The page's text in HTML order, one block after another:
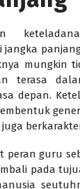
jangka
mungkin
terasa
depan.
peran guru
pada